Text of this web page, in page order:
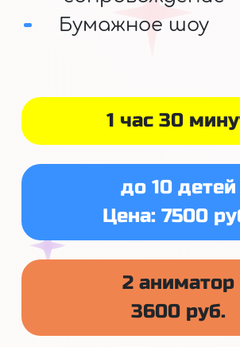
1 час 30
до 10 детей
Цена: 7500
2 аниматор
3600 руб.
Бумажное шоу